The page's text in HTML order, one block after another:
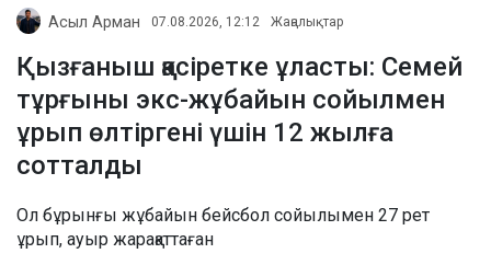
Асыл Арман 07.08.2026, 12:12 Жаңалықтар
Қызғаныш қасіретке ұласты: Семей
тұрғыны экс-жұбайын сойылмен
ұрып өлтіргені үшін 12 жылға
сотталды
Ол бұрынғы жұбайын бейсбол сойылымен 27 рет
ұрып, ауыр жарақаттаған